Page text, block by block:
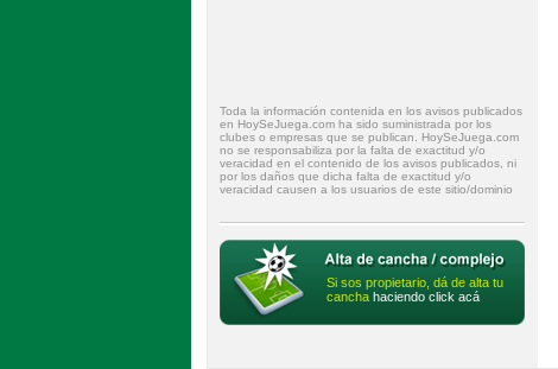
Toda la información contenida en los avisos publicados
en HoySeJuega.com ha sido suministrada por los
clubes o empresas que se publican. HoySeJuega.com
no se responsabiliza por la falta de exactitud y/o
veracidad en el contenido de los avisos publicados, ni
por los daños que dicha falta de exactitud y/o
veracidad causen a los usuarios de este sitio/dominio
Si sos propietario, dá de alta tu
cancha haciendo click acá